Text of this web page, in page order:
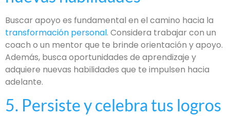
Buscar apoyo es fundamental en el camino hacia la
transformación personal. Considera trabajar con un
coach o un mentor que te brinde orientación y apoyo.
Además, busca oportunidades de aprendizaje y
adquiere nuevas habilidades que te impulsen hacia
adelante.
5. Persiste y celebra tus logros